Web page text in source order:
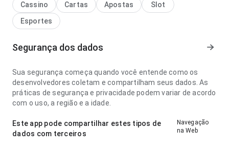
Cassino Cartas Apostas
Slot
Esportes
Segurança dos dados
Sua segurança começa quando você entende como os
desenvolvedores coletam e compartilham seus dados. As
práticas de segurança e privacidade podem variar de acordo
com o uso, a região e a idade.
Este app pode compartilhar estes tipos de
dados com terceiros
Navegação
na Web